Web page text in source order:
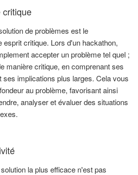
critique
de problèmes est le
esprit critique. Lors d'un hackathon,
accepter un problème tel quel ;
manière critique, en comprenant ses
implications plus larges. Cela vous
au problème, favorisant ainsi
analyser et évaluer des situations
la plus efficace n'est pas